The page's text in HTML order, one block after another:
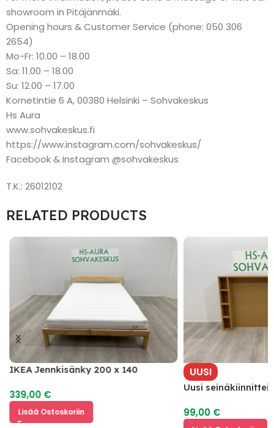
showroom in Pitäjänmäki.
Opening hours & Customer Service (phone: 050 306
2654)
Mo-Fr: 10.00 – 18.00
Sa: 11.00 – 18.00
Su: 12.00 – 17.00
Kornetintie 6 A, 00380 Helsinki – Sohvakeskus
Hs Aura
www.sohvakeskus.fi
https://www.instagram.com/sohvakeskus/
Facebook & Instagram @sohvakeskus
T.K.: 26012102
RELATED PRODUCTS
IKEA Jennkisänky 200 x 140
339,00 €
Lisää Ostoskoriin
UUSI
Uusi
99,00 €